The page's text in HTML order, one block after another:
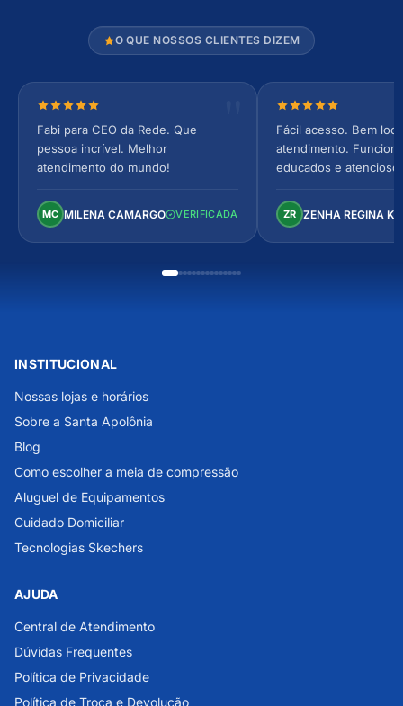
O QUE NOSSOS CLIENTES DIZEM
Nota 5 de 5 estrelas
Fabi para CEO da Rede. Que
pessoa incrível. Melhor
atendimento do mundo!
MC MILENA CAMARGO VERIFICADA
Nota 5 de 5
Fácil acesso. Bem
atendimento.
educados e
Perfeito!
ZR ZENHA REGINA
INSTITUCIONAL
Nossas lojas e horários
Sobre a Santa Apolônia
Blog
Como escolher a meia de compressão
Aluguel de Equipamentos
Cuidado Domiciliar
Tecnologias Skechers
AJUDA
Central de Atendimento
Dúvidas Frequentes
Política de Privacidade
Política de Troca e Devolução